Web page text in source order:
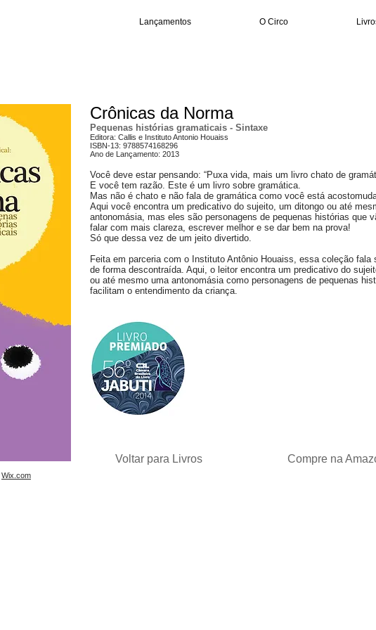
Lançamentos O Circo
Crônicas da Norma
Pequenas histórias gramaticais - Sintaxe
Editora: Callis e Instituto Antonio Houaiss
ISBN-13: 9788574168296
Ano de Lançamento: 2013
Você deve estar pensando: “Puxa vida, mais um livro chato de
E você tem razão. Este é um livro sobre gramática.
Mas não é chato e não fala de gramática como você está
Aqui você encontra um predicativo do sujeito, um ditongo ou até
antonomásia, mas eles são personagens de pequenas histórias que
falar com mais clareza, escrever melhor e se dar bem na prova!
Só que dessa vez de um jeito divertido.
Feita em parceria com o Instituto Antônio Houaiss, essa coleção fala
de forma descontraída. Aqui, o leitor encontra um predicativo do
ou até mesmo uma antonomásia como personagens de pequenas
facilitam o entendimento da criança.
Voltar para Livros Compre na
Wix.com